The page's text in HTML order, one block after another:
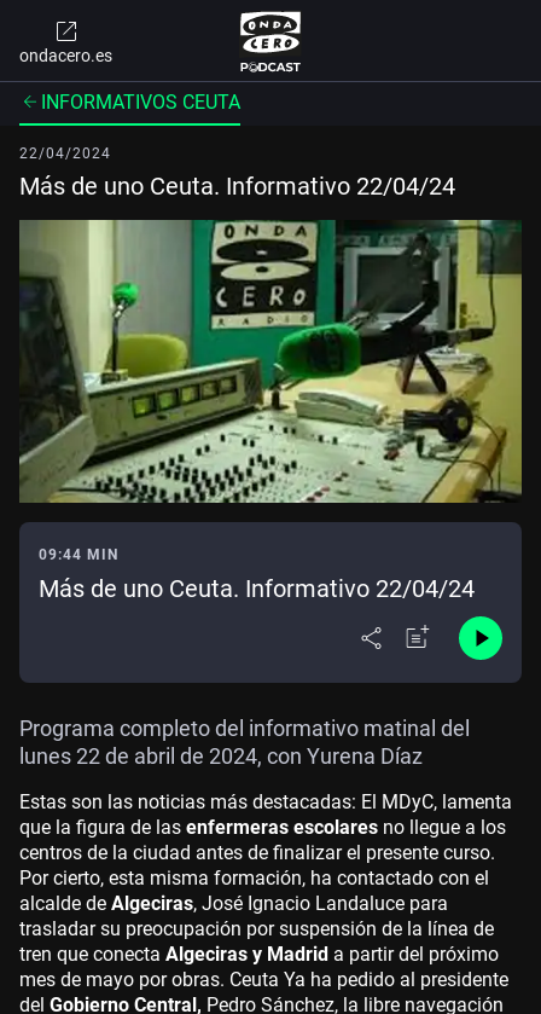
ondacero.es
INFORMATIVOS CEUTA
22/04/2024
Más de uno Ceuta. Informativo 22/04/24
09:44 MIN
Más de uno Ceuta. Informativo 22/04/24
Programa completo del informativo matinal del
lunes 22 de abril de 2024, con Yurena Díaz
Estas son las noticias más destacadas: El MDyC, lamenta
que la figura de las enfermeras escolares no llegue a los
centros de la ciudad antes de finalizar el presente curso.
Por cierto, esta misma formación, ha contactado con el
alcalde de Algeciras, José Ignacio Landaluce para
trasladar su preocupación por suspensión de la línea de
tren que conecta Algeciras y Madrid a partir del próximo
mes de mayo por obras. Ceuta Ya ha pedido al presidente
del Gobierno Central, Pedro Sánchez, la libre navegación